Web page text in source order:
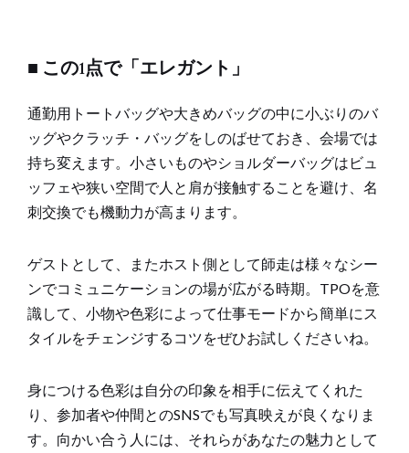
■ この1点で「エレガント」
通勤用トートバッグや大きめバッグの中に小ぶりのバ
ッグやクラッチ・バッグをしのばせておき、会場では
持ち変えます。小さいものやショルダーバッグはビュ
ッフェや狭い空間で人と肩が接触することを避け、名
刺交換でも機動力が高まります。
ゲストとして、またホスト側として師走は様々なシー
ンでコミュニケーションの場が広がる時期。TPOを意
識して、小物や色彩によって仕事モードから簡単にス
タイルをチェンジするコツをぜひお試しくださいね。
身につける色彩は自分の印象を相手に伝えてくれた
り、参加者や仲間とのSNSでも写真映えが良くなりま
す。向かい合う人には、それらがあなたの魅力として